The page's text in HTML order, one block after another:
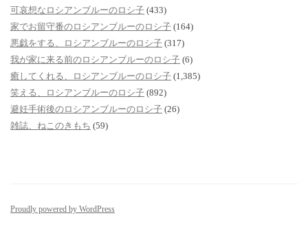
可哀想なロシアンブルーのロシ子 (433)
家でお留守番のロシアンブルーのロシ子 (164)
悪戯をする、ロシアンブルーのロシ子 (317)
我が家に来る前のロシアンブルーのロシ子 (6)
癒してくれる、ロシアンブルーのロシ子 (1,385)
笑える、ロシアンブルーのロシ子 (892)
避妊手術後のロシアンブルーのロシ子 (26)
雑誌、ねこのきもち (59)
Proudly powered by WordPress